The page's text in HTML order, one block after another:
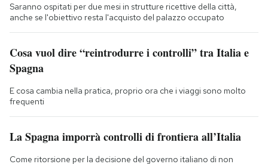
Saranno ospitati per due mesi in strutture ricettive della città,
anche se l'obiettivo resta l'acquisto del palazzo occupato
Cosa vuol dire “reintrodurre i controlli” tra Italia e
Spagna
E cosa cambia nella pratica, proprio ora che i viaggi sono molto
frequenti
La Spagna imporrà controlli di frontiera all’Italia
Come ritorsione per la decisione del governo italiano di non